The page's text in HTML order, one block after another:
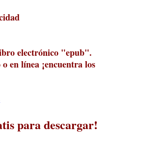
electrónico "epub".
en línea ¡encuentra los
para descargar!